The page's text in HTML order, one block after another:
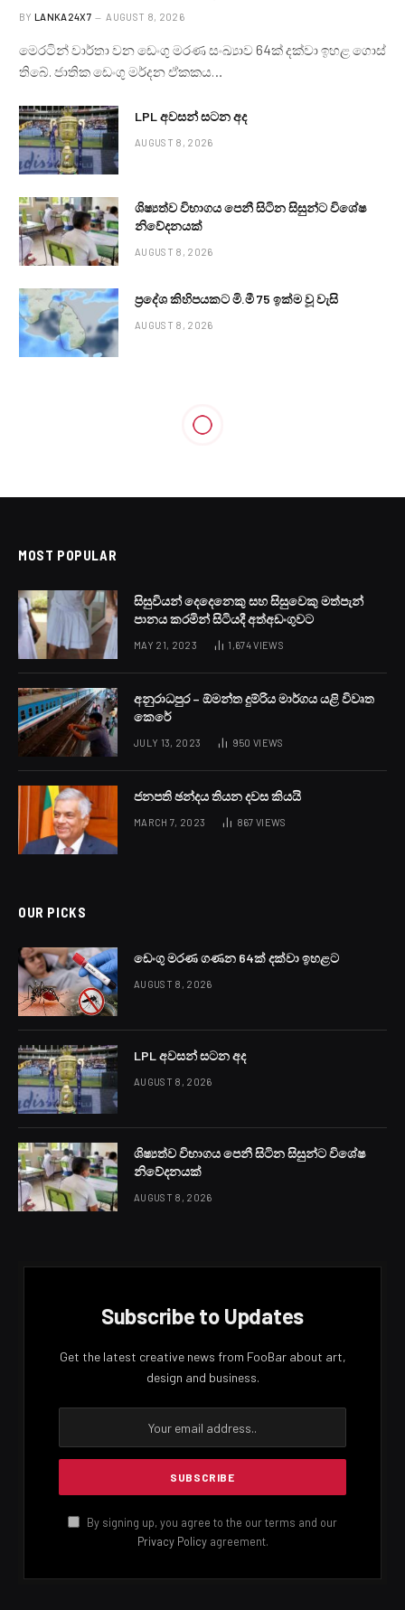
BY LANKA24X7 AUGUST 8, 2026
මෙරටින් වාර්තා වන ඩෙංගු මරණ සංඛ්‍යාව 64ක් දක්වා ඉහළ ගොස්
තිබේ. ජාතික ඩෙංගු මර්දන ඒකකය…
LPL අවසන් සටන අද
AUGUST 8, 2026
ශිෂ්‍යත්ව විභාගය පෙනී සිටින සිසුන්ට විශේෂ
නිවේදනයක්
AUGUST 8, 2026
ප්‍රදේශ කිහිපයකට මි.මී 75 ඉක්ම වූ වැසි
AUGUST 8, 2026
MOST POPULAR
සිසුවියන් දෙදෙනෙකු සහ සිසුවෙකු මත්පැන්
පානය කරමින් සිටියදී අත්අඩංගුවට
MAY 21, 2023 1,674VIEWS
අනුරාධපුර – ඕමන්ත දුම්රිය මාර්ගය යළි විවෘත
කෙරේ
JULY 13, 2023 950 VIEWS
ජනපති ඡන්දය තියන දවස කියයි
MARCH 7, 2023 867 VIEWS
OUR PICKS
ඩෙංගු මරණ ගණන 64ක් දක්වා ඉහළට
AUGUST 8, 2026
LPL අවසන් සටන අද
AUGUST 8, 2026
ශිෂ්‍යත්ව විභාගය පෙනී සිටින සිසුන්ට විශේෂ
නිවේදනයක්
AUGUST 8, 2026
Subscribe to Updates
Get the latest creative news from FooBar about art,
design and business.
By signing up, you agree to the our terms and our
Privacy Policyagreement.